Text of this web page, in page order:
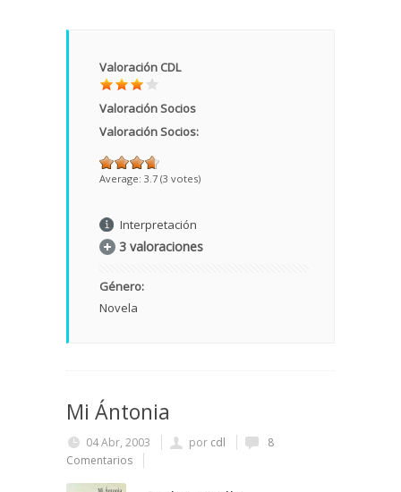
Valoración CDL
Valoración Socios
Valoración Socios:
Average: 3.7 (3 votes)
Interpretación
3 valoraciones
Género:
Novela
Mi Ántonia
04 Abr, 2003 por cdl
8
Comentarios